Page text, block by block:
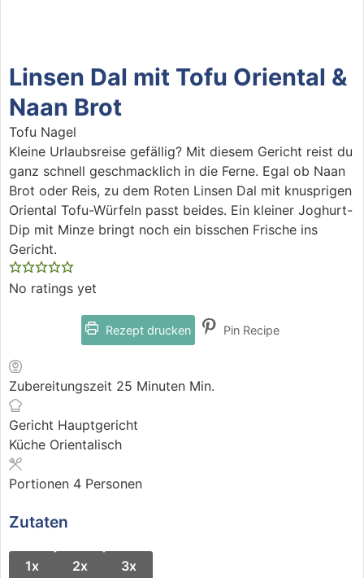
Linsen Dal mit Tofu Oriental &
Naan Brot
Tofu Nagel
Kleine Urlaubsreise gefällig? Mit diesem Gericht reist du
ganz schnell geschmacklich in die Ferne. Egal ob Naan
Brot oder Reis, zu dem Roten Linsen Dal mit knusprigen
Oriental Tofu-Würfeln passt beides. Ein kleiner Joghurt-
Dip mit Minze bringt noch ein bisschen Frische ins
Gericht.
No ratings yet
Rezept drucken Pin Recipe
Zubereitungszeit 25 Minuten Min.
Gericht Hauptgericht
Küche Orientalisch
Portionen 4 Personen
Zutaten
1x 2x
3x